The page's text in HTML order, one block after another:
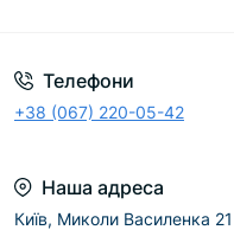
Телефони
+38 (067) 220-05-42
Наша адреса
Київ, Миколи Василенка 21